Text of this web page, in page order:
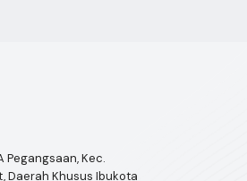
Pegangsaan, Kec.
Daerah Khusus Ibukota